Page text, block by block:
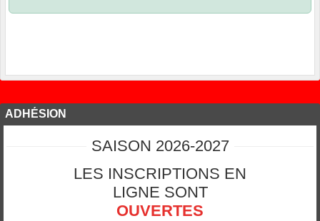
ADHÉSION
SAISON 2026-2027
LES INSCRIPTIONS EN
LIGNE SONT
OUVERTES